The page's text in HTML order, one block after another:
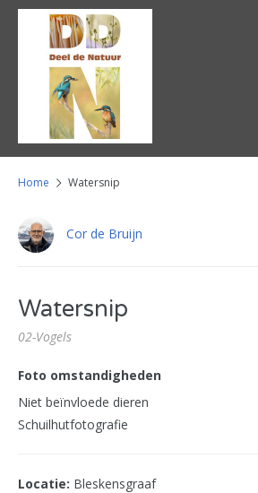
Home Watersnip
Cor de Bruijn
Watersnip
02-Vogels
Foto omstandigheden
Niet beïnvloede dieren
Schuilhutfotografie
Locatie: Bleskensgraaf